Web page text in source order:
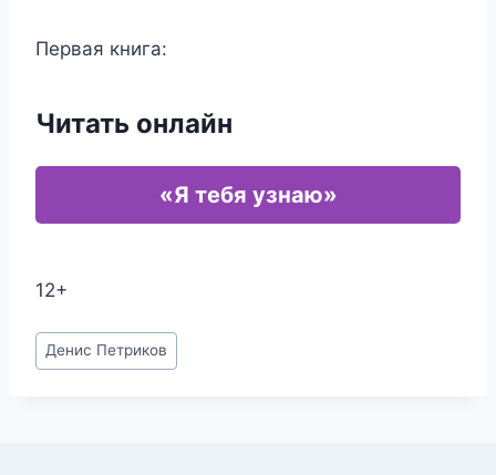
Первая книга:
Читать онлайн
«Я тебя узнаю»
12+
Метки
записи:
Денис Петриков